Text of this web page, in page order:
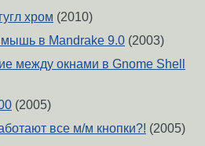
хром (2010)
мышь в Mandrake 9.0 (2003)
между окнами в Gnome Shell
(2005)
все м/м кнопки?! (2005)